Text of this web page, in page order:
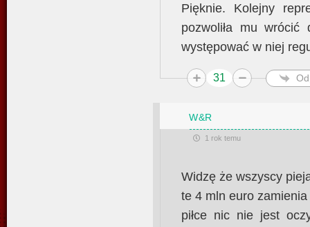
Pięknie. Kolejny
pozwoliła mu
występować w niej
31
W&R
1 rok temu
Widzę że wszyscy
te 4 mln euro
piłce nic nie jest